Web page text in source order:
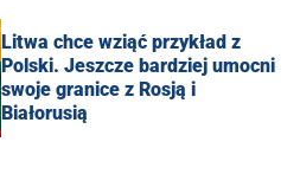
Litwa chce wziąć przykład z
Polski. Jeszcze bardziej umocni
swoje granice z Rosją i
Białorusią